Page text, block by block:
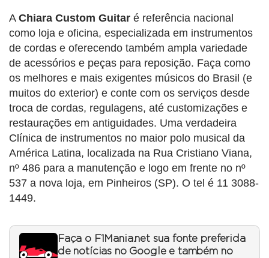
A Chiara Custom Guitar é referência nacional
como loja e oficina, especializada em instrumentos
de cordas e oferecendo também ampla variedade
de acessórios e peças para reposição. Faça como
os melhores e mais exigentes músicos do Brasil (e
muitos do exterior) e conte com os serviços desde
troca de cordas, regulagens, até customizações e
restaurações em antiguidades. Uma verdadeira
Clínica de instrumentos no maior polo musical da
América Latina, localizada na Rua Cristiano Viana,
nº 486 para a manutenção e logo em frente no nº
537 a nova loja, em Pinheiros (SP). O tel é 11 3088-
1449.
Faça o F1Mania.net sua fonte preferida
de notícias no Google e também no